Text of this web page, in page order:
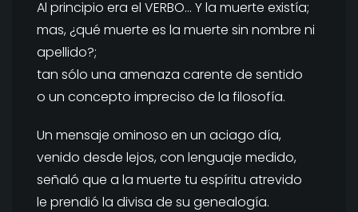
Al principio era el VERBO… Y la muerte existía;
mas, ¿qué muerte es la muerte sin nombre ni
apellido?;
tan sólo una amenaza carente de sentido
o un concepto impreciso de la filosofía.
Un mensaje ominoso en un aciago día,
venido desde lejos, con lenguaje medido,
señaló que a la muerte tu espíritu atrevido
le prendió la divisa de su genealogía.